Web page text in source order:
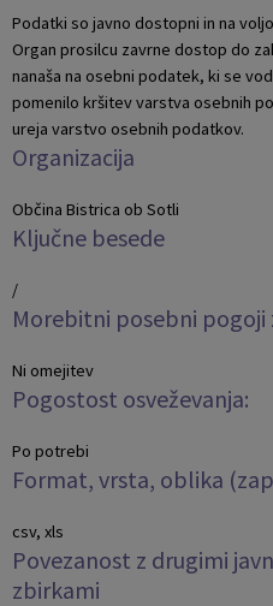
Podatki so javno dostopni in na
Organ prosilcu zavrne dostop do
nanaša na osebni podatek, ki se
pomenilo kršitev varstva osebnih
ureja varstvo osebnih podatkov.
Organizacija
Občina Bistrica ob Sotli
Ključne besede
/
Morebitni posebni
Ni omejitev
Pogostost osveževanja:
Po potrebi
Format, vrsta, oblika
csv, xls
Povezanost z drugimi
zbirkami
Naselja v občini
Organigram
Varstvo osebnih podatkov
Temeljni akti občine
Strateški dokumenti
Katalog informacij javnega značaja
Pravni akti
Občinski časopis Orans
Naše OKO
Proračun občine